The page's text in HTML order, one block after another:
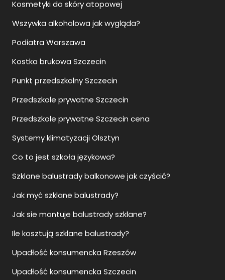
Jak myć szklane balustrady?
Jak sie montuje balustrady szklane?
Ile kosztują szklane balustrady?
Upadłość konsumencka Rzeszów
Upadłość konsumencka Szczecin
Upadłość konsumencka Siedlce
Moda ślubna damska Szczecin
Moda ślubna Szczecin
Salon sukien ślubnych Szczecin
Sukienki ślubne Szczecin
Jak otworzyć biuro nieruchomości?
Jak otworzyć agencje nieruchomości?
Przewodnik Szczecin
Zwiedzanie Szczecin
Jak ustalić właściciela nieruchomości bez księgi